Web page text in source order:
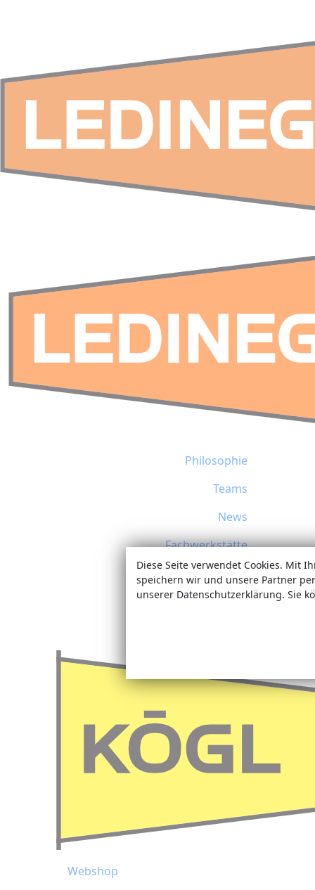
Philosophie
Teams
News
Fachwerkstätte
Termine
Sonderanfertigungen
Webshop
Diese Seite verwendet Cookies. Mit
speichern wir und unsere Partner
unserer Datenschutzerklärung. Sie